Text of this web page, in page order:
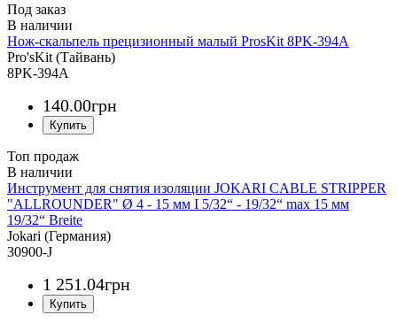
Под заказ
Нож-скальпель прецизионный малый ProsKit 8PK-394A
Pro'sKit (Тайвань)
8PK-394A
140.00грн
Топ продаж
Инструмент для снятия изоляции JOKARI CABLE STRIPPER
"ALLROUNDER" Ø 4 - 15 мм I 5/32“ - 19/32“ max 15 мм
19/32“ Breite
Jokari (Германия)
30900-J
1 251.04грн